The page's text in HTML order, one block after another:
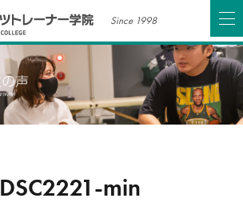
Since 1998
_DSC2221-min